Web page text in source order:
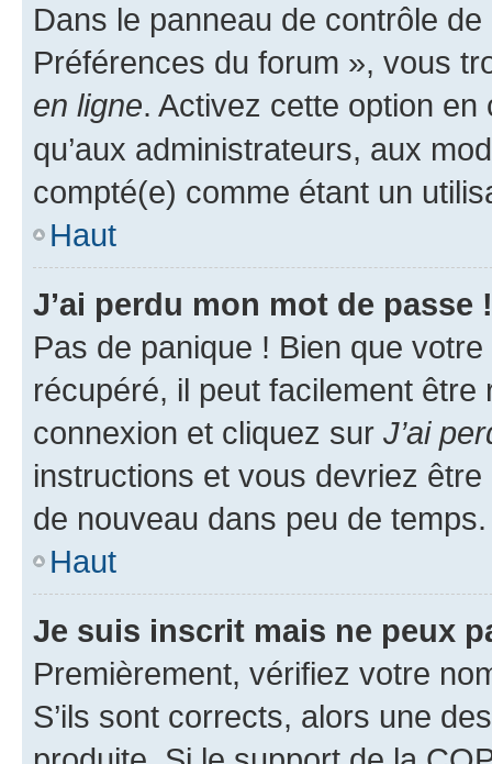
Dans le panneau de contrôle
Préférences du forum », vous
en ligne. Activez cette option
qu’aux administrateurs, aux
compté(e) comme étant un
Haut
J’ai perdu mon mot de passe !
Pas de panique ! Bien que
récupéré, il peut facilement
connexion et cliquez sur J’ai
instructions et vous devriez
de nouveau dans peu de temps.
Haut
Je suis inscrit mais ne peux
Premièrement, vérifiez votre
S’ils sont corrects, alors une